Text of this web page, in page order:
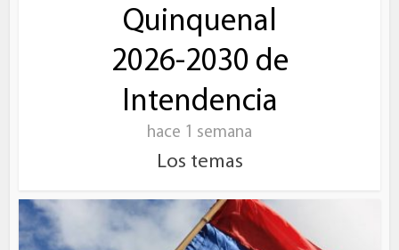
Quinquenal
2026-2030 de
Intendencia
hace 1 semana
Los temas